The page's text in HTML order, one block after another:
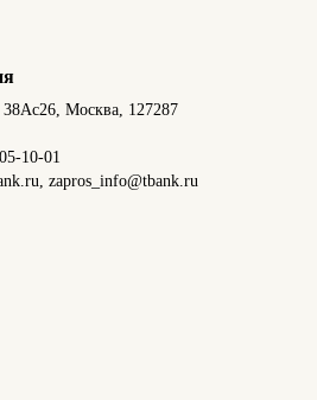
38Ас26, Москва, 127287
10-01
zapros_info@tbank.ru